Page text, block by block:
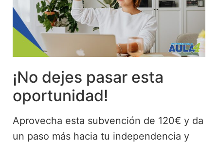
¡No dejes pasar esta
oportunidad!
Aprovecha esta subvención de 120€ y da
un paso más hacia tu independencia y